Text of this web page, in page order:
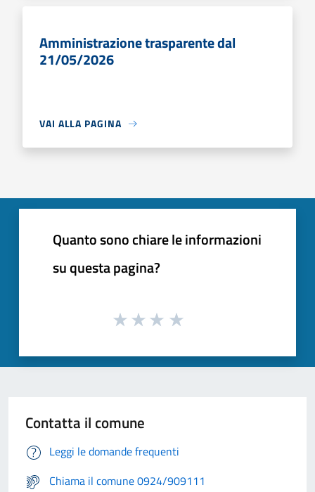
Amministrazione trasparente dal
21/05/2026
VAI ALLA PAGINA
Quanto sono chiare le informazioni
su questa pagina?
Contatta il comune
Leggi le domande frequenti
Chiama il comune 0924/909111